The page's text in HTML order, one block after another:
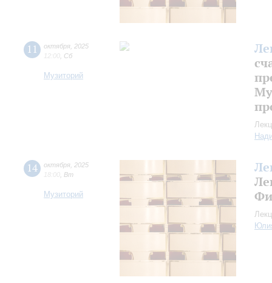
11 октября 2025
12:00 Сб
Музиторий
14 октября 2025
18:00 Вт
Музиторий